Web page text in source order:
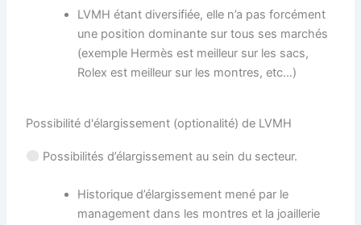
LVMH étant diversifiée, elle n’a pas forcément
une position dominante sur tous ses marchés
(exemple Hermès est meilleur sur les sacs,
Rolex est meilleur sur les montres, etc…)
Possibilité d'élargissement (optionalité) de LVMH
Possibilités d’élargissement au sein du secteur.
Historique d’élargissement mené par le
management dans les montres et la joaillerie